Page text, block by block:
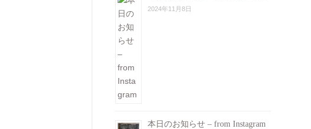
2024年11月8日
本日のお知らせ – from Instagram